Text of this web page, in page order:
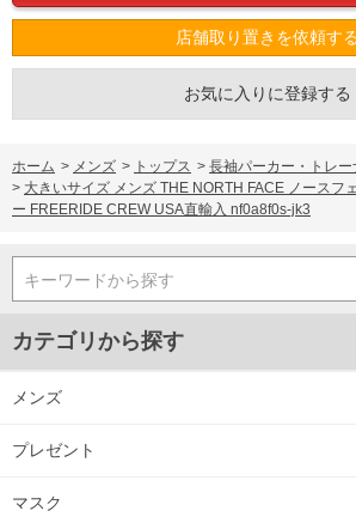
店舗取り置きを依頼す
お気に入りに登録する
ホーム > メンズ > トップス > 長袖パーカー・トレー
> 大きいサイズ メンズ THE NORTH FACE ノースフ
ー FREERIDE CREW USA直輸入 nf0a8f0s-jk3
キーワードから探す
カテゴリから探す
メンズ
プレゼント
マスク